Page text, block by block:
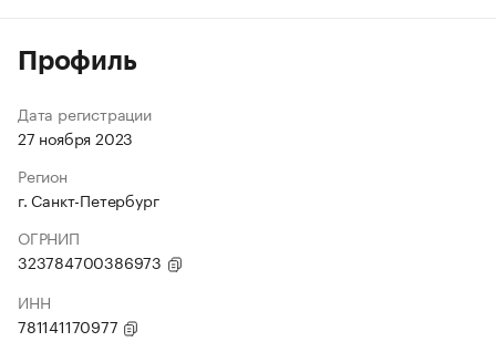
Профиль
Дата регистрации
27 ноября 2023
Регион
г. Санкт-Петербург
ОГРНИП
323784700386973
ИНН
781141170977